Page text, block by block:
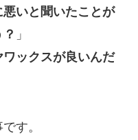
いと聞いたことが
」
ックスが良いんだ
す。